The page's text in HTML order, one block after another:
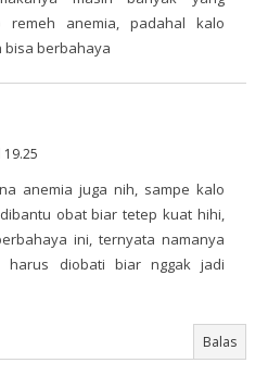
remeh anemia, padahal kalo
bisa berbahaya
anemia juga nih, sampe kalo
obat biar tetep kuat hihi,
ini, ternyata namanya
harus diobati biar nggak jadi
Balas